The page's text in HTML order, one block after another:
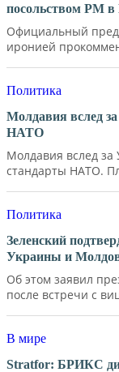
посольством РМ в
Официальный
иронией
Политика
Молдавия вслед
НАТО
Молдавия вслед
стандарты НАТО.
Политика
Зеленский
Украины и
Об этом заявил
после встречи с
В мире
Stratfor: БРИКС